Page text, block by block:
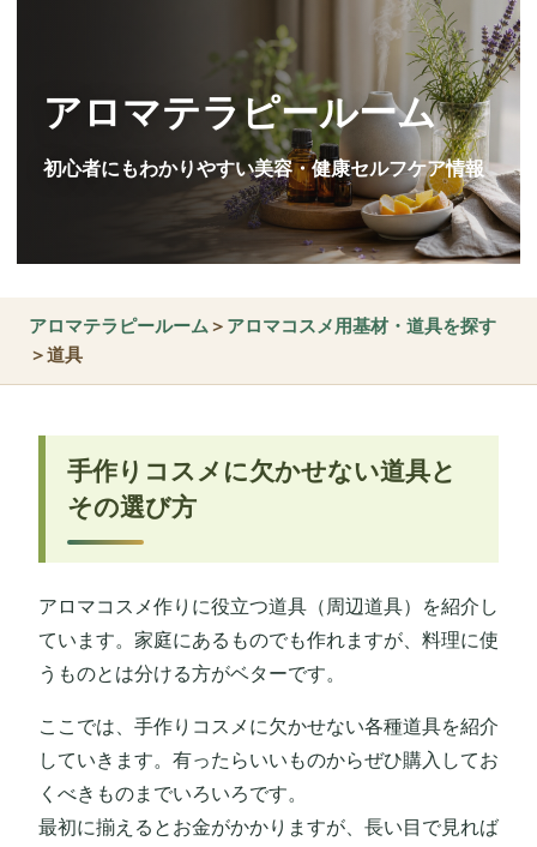
アロマテラピールーム
初心者にもわかりやすい美容・健康セルフケア情報
アロマテラピールーム＞ アロマコスメ用基材・道具を探す
＞道具
手作りコスメに欠かせない道具と
その選び方
アロマコスメ作りに役立つ道具（周辺道具）を紹介し
ています。家庭にあるものでも作れますが、料理に使
うものとは分ける方がベターです。
ここでは、手作りコスメに欠かせない各種道具を紹介
していきます。有ったらいいものからぜひ購入してお
くべきものまでいろいろです。
最初に揃えるとお金がかかりますが、長い目で見れば